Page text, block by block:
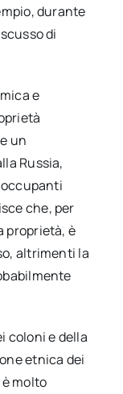
durante
di
e
un
Russia,
che, per
proprietà, è
altrimenti la
coloni e della
etnica dei
molto